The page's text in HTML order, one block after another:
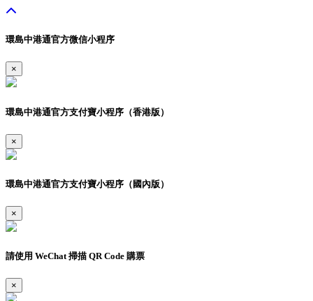
環島中港通官方微信小程序
×
環島中港通官方支付寶小程序（香港版）
×
環島中港通官方支付寶小程序（國內版）
×
請使用 WeChat 掃描 QR Code 購票
×